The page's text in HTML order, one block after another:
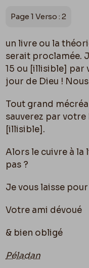
Page 1 Verso : 2
un livre ou la
serait proclamée.
15 ou [illisible] par
jour de Dieu !
Tout grand
sauverez par
[illisible].
Alors le cuivre à la
pas ?
Je vous laisse
Votre ami dévoué
& bien obligé
Péladan